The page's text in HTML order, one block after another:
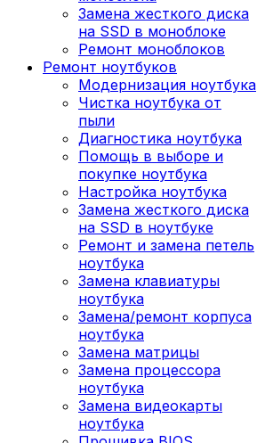
Замена жесткого диска
на SSD в моноблоке
Ремонт моноблоков
Ремонт ноутбуков
Модернизация ноутбука
Чистка ноутбука от
пыли
Диагностика ноутбука
Помощь в выборе и
покупке ноутбука
Настройка ноутбука
Замена жесткого диска
на SSD в ноутбуке
Ремонт и замена петель
ноутбука
Замена клавиатуры
ноутбука
Замена/ремонт корпуса
ноутбука
Замена матрицы
Замена процессора
ноутбука
Замена видеокарты
ноутбука